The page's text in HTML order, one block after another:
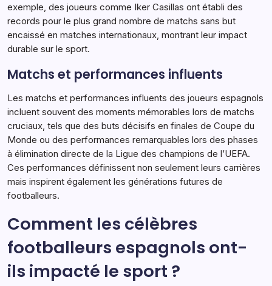
exemple, des joueurs comme Iker Casillas ont établi des
records pour le plus grand nombre de matchs sans but
encaissé en matches internationaux, montrant leur impact
durable sur le sport.
Matchs et performances influents
Les matchs et performances influents des joueurs espagnols
incluent souvent des moments mémorables lors de matchs
cruciaux, tels que des buts décisifs en finales de Coupe du
Monde ou des performances remarquables lors des phases
à élimination directe de la Ligue des champions de l’UEFA.
Ces performances définissent non seulement leurs carrières
mais inspirent également les générations futures de
footballeurs.
Comment les célèbres
footballeurs espagnols ont-
ils impacté le sport ?